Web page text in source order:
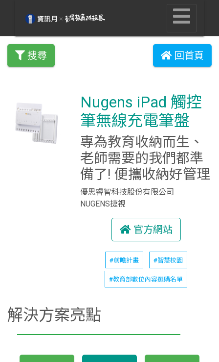
搜尋 回首頁
Nugens iPad 觸控
筆無線充電筆盤
專為教育收納而生、
老師需要的我們都準
備了! 便攜收納好管理
優思睿智科技股份有限公司
NUGENS捷視
官方網站
#前瞻計畫 #智慧校園
#教育部數位內容選購名單
解決方案亮點